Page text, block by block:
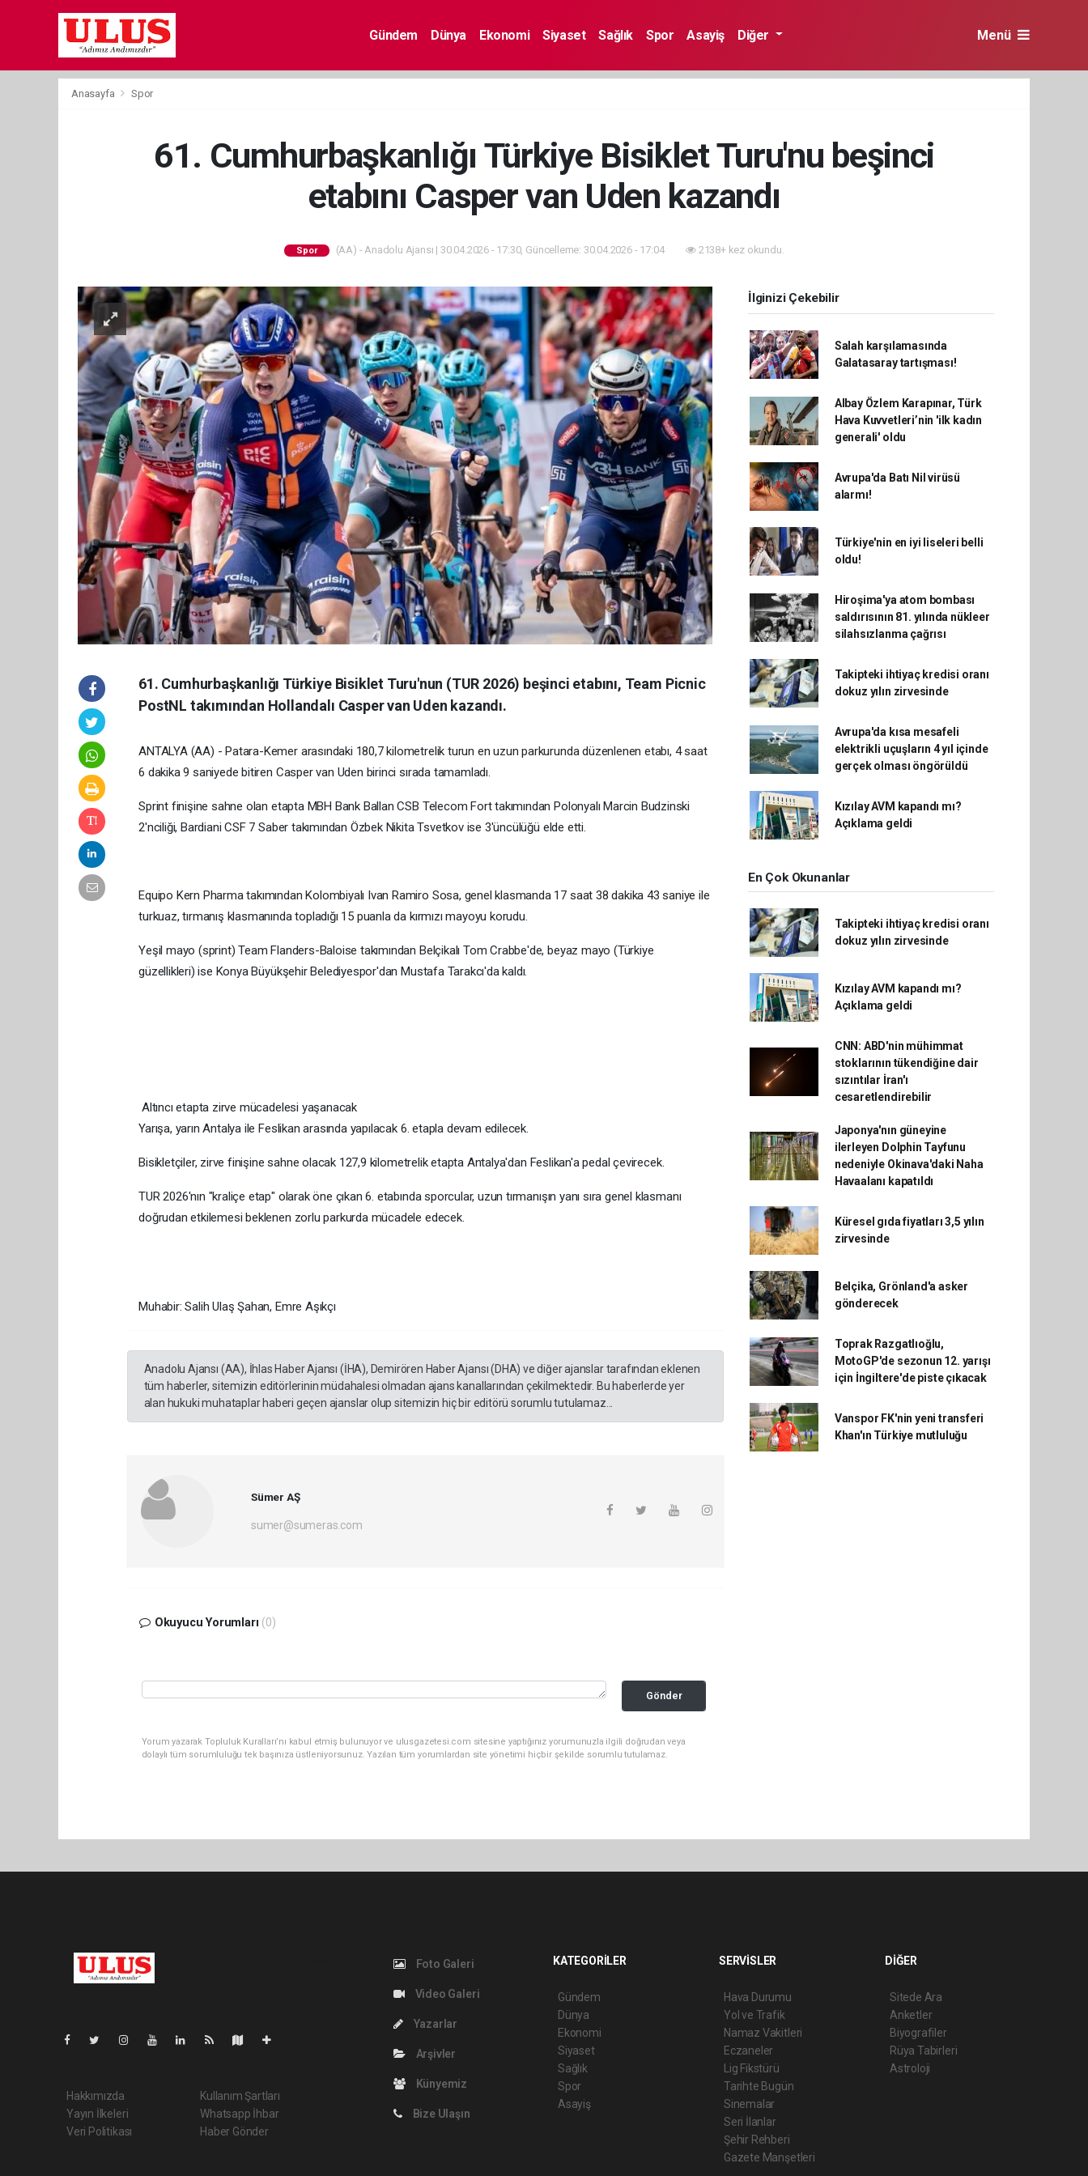
Gündem Dünya Ekonomi Siyaset Sağlık Spor Asayiş Diğer Menü
Anasayfa Spor
61. Cumhurbaşkanlığı Türkiye Bisiklet Turu'nu beşinci
etabını Casper van Uden kazandı
Spor (AA) - Anadolu Ajansı | 30.04.2026 - 17:30, Güncelleme: 30.04.2026 - 17:04 2138+ kez okundu.
61. Cumhurbaşkanlığı Türkiye Bisiklet Turu'nun (TUR 2026) beşinci etabını, Team Picnic
PostNL takımından Hollandalı Casper van Uden kazandı.
ANTALYA (AA) - Patara-Kemer arasındaki 180,7 kilometrelik turun en uzun parkurunda düzenlenen etabı, 4 saat
6 dakika 9 saniyede bitiren Casper van Uden birinci sırada tamamladı.
Sprint finişine sahne olan etapta MBH Bank Ballan CSB Telecom Fort takımından Polonyalı Marcin Budzinski
2'nciliği, Bardiani CSF 7 Saber takımından Özbek Nikita Tsvetkov ise 3'üncülüğü elde etti.
Equipo Kern Pharma takımından Kolombiyalı Ivan Ramiro Sosa, genel klasmanda 17 saat 38 dakika 43 saniye ile
turkuaz, tırmanış klasmanında topladığı 15 puanla da kırmızı mayoyu korudu.
Yeşil mayo (sprint) Team Flanders-Baloise takımından Belçikalı Tom Crabbe'de, beyaz mayo (Türkiye
güzellikleri) ise Konya Büyükşehir Belediyespor'dan Mustafa Tarakcı'da kaldı.
Altıncı etapta zirve mücadelesi yaşanacak
Yarışa, yarın Antalya ile Feslikan arasında yapılacak 6. etapla devam edilecek.
Bisikletçiler, zirve finişine sahne olacak 127,9 kilometrelik etapta Antalya'dan Feslikan'a pedal çevirecek.
TUR 2026'nın "kraliçe etap" olarak öne çıkan 6. etabında sporcular, uzun tırmanışın yanı sıra genel klasmanı
doğrudan etkilemesi beklenen zorlu parkurda mücadele edecek.
Muhabir: Salih Ulaş Şahan, Emre Aşıkçı
Anadolu Ajansı (AA), İhlas Haber Ajansı (İHA), Demirören Haber Ajansı (DHA) ve diğer ajanslar tarafından eklenen
tüm haberler, sitemizin editörlerinin müdahalesi olmadan ajans kanallarından çekilmektedir. Bu haberlerde yer
alan hukuki muhataplar haberi geçen ajanslar olup sitemizin hiç bir editörü sorumlu tutulamaz...
Sümer AŞ
sumer@sumeras.com
Okuyucu Yorumları (0)
Gönder
Yorum yazarak Topluluk Kuralları’nı kabul etmiş bulunuyor ve ulusgazetesi.com sitesine yaptığınız yorumunuzla ilgili doğrudan veya
dolaylı tüm sorumluluğu tek başınıza üstleniyorsunuz. Yazılan tüm yorumlardan site yönetimi hiçbir şekilde sorumlu tutulamaz.
İlginizi Çekebilir
Salah karşılamasında
Galatasaray tartışması!
Albay Özlem Karapınar, Türk
Hava Kuvvetleri’nin 'ilk kadın
generali' oldu
Avrupa'da Batı Nil virüsü
alarmı!
Türkiye'nin en iyi liseleri belli
oldu!
Hiroşima'ya atom bombası
saldırısının 81. yılında nükleer
silahsızlanma çağrısı
Takipteki ihtiyaç kredisi oranı
dokuz yılın zirvesinde
Avrupa'da kısa mesafeli
elektrikli uçuşların 4 yıl içinde
gerçek olması öngörüldü
Kızılay AVM kapandı mı?
Açıklama geldi
En Çok Okunanlar
Takipteki ihtiyaç kredisi oranı
dokuz yılın zirvesinde
Kızılay AVM kapandı mı?
Açıklama geldi
CNN: ABD'nin mühimmat
stoklarının tükendiğine dair
sızıntılar İran'ı
cesaretlendirebilir
Japonya'nın güneyine
ilerleyen Dolphin Tayfunu
nedeniyle Okinava'daki Naha
Havaalanı kapatıldı
Küresel gıda fiyatları 3,5 yılın
zirvesinde
Belçika, Grönland'a asker
gönderecek
Toprak Razgatlıoğlu,
MotoGP'de sezonun 12. yarışı
için İngiltere'de piste çıkacak
Vanspor FK'nin yeni transferi
Khan'ın Türkiye mutluluğu
Hakkımızda
Yayın İlkeleri
Veri Politikası
Kullanım Şartları
Whatsapp İhbar
Haber Gönder
Foto Galeri
Video Galeri
Yazarlar
Arşivler
Künyemiz
Bize Ulaşın
KATEGORİLER
Gündem
Dünya
Ekonomi
Siyaset
Sağlık
Spor
Asayiş
SERVİSLER
Hava Durumu
Yol ve Trafik
Namaz Vakitleri
Eczaneler
Lig Fikstürü
Tarihte Bugün
Sinemalar
Seri İlanlar
Şehir Rehberi
Gazete Manşetleri
DİĞER
Sitede Ara
Anketler
Biyografiler
Rüya Tabirleri
Astroloji